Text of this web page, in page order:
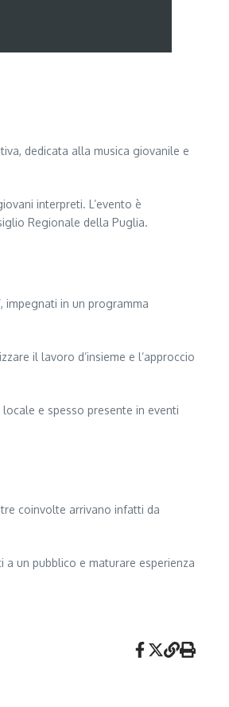
dedicata alla musica giovanile e
interpreti. L’evento è
Regionale della Puglia.
impegnati in un programma
il lavoro d’insieme e l’approccio
e spesso presente in eventi
coinvolte arrivano infatti da
un pubblico e maturare esperienza